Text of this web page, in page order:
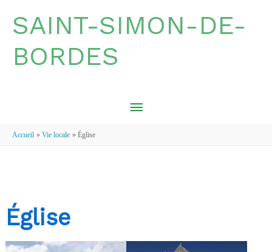
SAINT-SIMON-DE-
BORDES
MENU
Accueil Vie locale Église
Église